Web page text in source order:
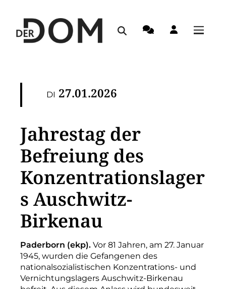
DI 27.01.2026
Jahrestag der
Befreiung des
Konzentrationslager
s Auschwitz-
Birkenau
Paderborn (ekp). Vor 81 Jahren, am 27. Januar
1945, wurden die Gefangenen des
nationalsozialistischen Konzentrations- und
Vernichtungslagers Auschwitz-Birkenau